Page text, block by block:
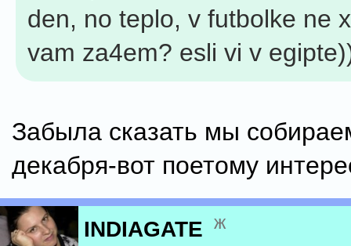
den, no teplo, v futbolke ne
vam za4em? esli vi v
Забыла сказать мы
декабря-вот поетому
INDIAGATE ж